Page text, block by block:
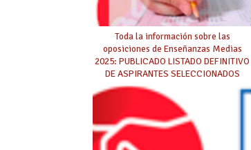
Toda la información sobre las
oposiciones de Enseñanzas Medias
2025: PUBLICADO LISTADO DEFINITIVO
DE ASPIRANTES SELECCIONADOS